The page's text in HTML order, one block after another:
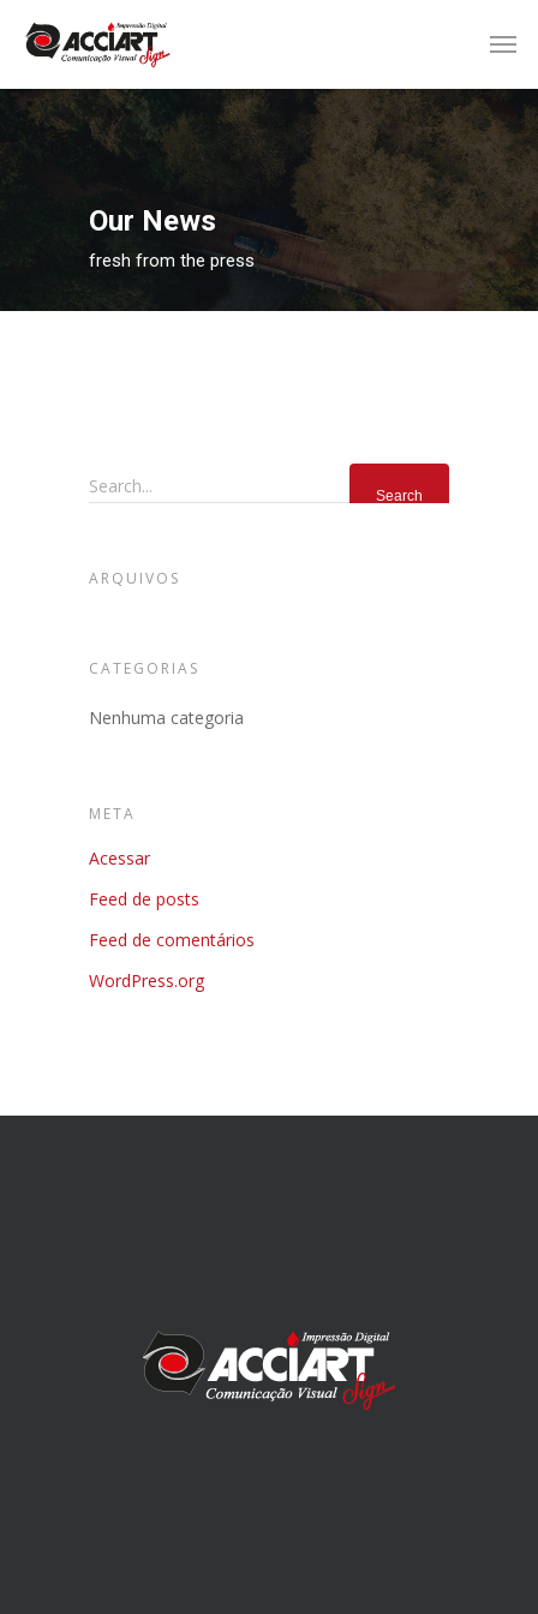
Our News
fresh from the press
Search...
ARQUIVOS
CATEGORIAS
Nenhuma categoria
META
Acessar
Feed de posts
Feed de comentários
WordPress.org